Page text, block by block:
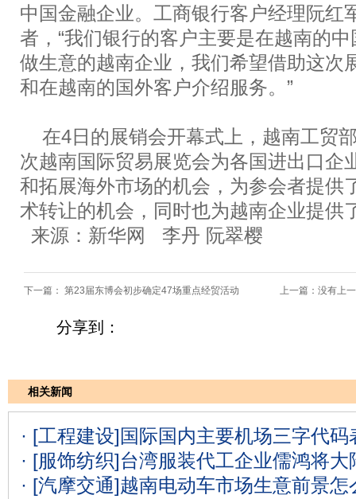
中国金融企业。工商银行客户经理阮红
者，“我们银行的客户主要是在越南的
做生意的越南企业，我们希望借助这次
和在越南的国外客户介绍服务。”
在4日的展销会开幕式上，越南工贸
次越南国际贸易展览会为各国进出口企
和拓展海外市场的机会，为参会者提供
术转让的机会，同时也为越南企业提供
来源：新华网
李丹 阮翠樱
下一篇： 第23届东博会初步确定47场重点经贸活动 上一篇：没有上一
分享到：
相关新闻
· [工程建设]国际国内主要机场三字代码
· [服饰纺织]台湾服装代工企业儒鸿将
· [汽摩交通]越南电动车市场生意前景怎